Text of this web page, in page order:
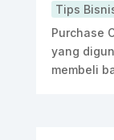
Tips
Purchase
yang
membeli